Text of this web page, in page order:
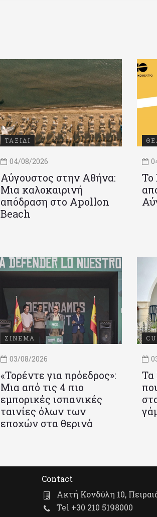
ΤΑΞΙΔΙ
04/08/2026
Αύγουστος στην Αθήνα:
Μια καλοκαιρινή
απόδραση στο Apollon
Beach
Το
ΣΙΝΕΜΑ
03/08/2026
«Τορέντε για πρόεδρος»:
Mια από τις 4 πιο
εμπορικές ισπανικές
ταινίες όλων των
εποχών στα θερινά
Τα
Contact
Ακτή Κονδύλη 10,
Tel +30 210 5198000